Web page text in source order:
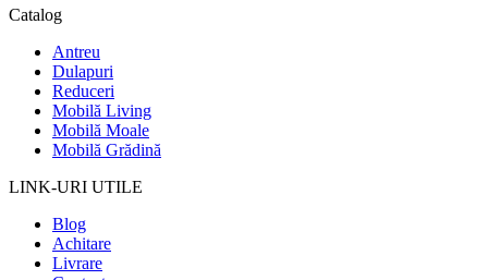
Catalog
Antreu
Dulapuri
Reduceri
Mobilă Living
Mobilă Moale
Mobilă Grădină
LINK-URI UTILE
Blog
Achitare
Livrare